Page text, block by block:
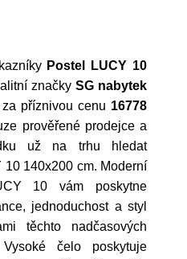
Postel LUCY 10
značky SG nabytek
příznivou cenu 16778
prověřené prodejce a
už na trhu hledat
140x200 cm. Moderní
10 vám poskytne
jednoduchost a styl
těchto nadčasových
čelo poskytuje